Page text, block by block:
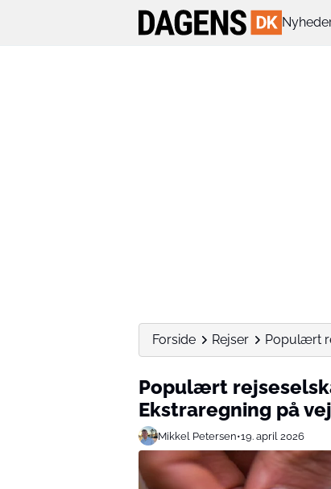
Forside Rejser Populært
Populært
Ekstraregning på
Mikkel Petersen•19. april 2026